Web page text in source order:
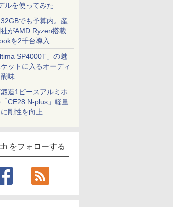
ルを使ってみた
32GBでも予算内。産
がAMD Ryzen搭載
を2千台導入
SP4000T」の魅
ットに入るオーディ
味
鍛造1ピースアルミホ
CE28 N-plus」軽量
剛性を向上
をフォローする